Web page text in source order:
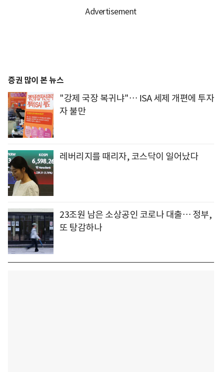
증권 많이 본 뉴스
"강제 국장 복귀냐"… ISA 세제 개편에 투자
자 불만
레버리지를 때리자, 코스닥이 일어났다
23조원 남은 소상공인 코로나 대출… 정부,
또 탕감하나